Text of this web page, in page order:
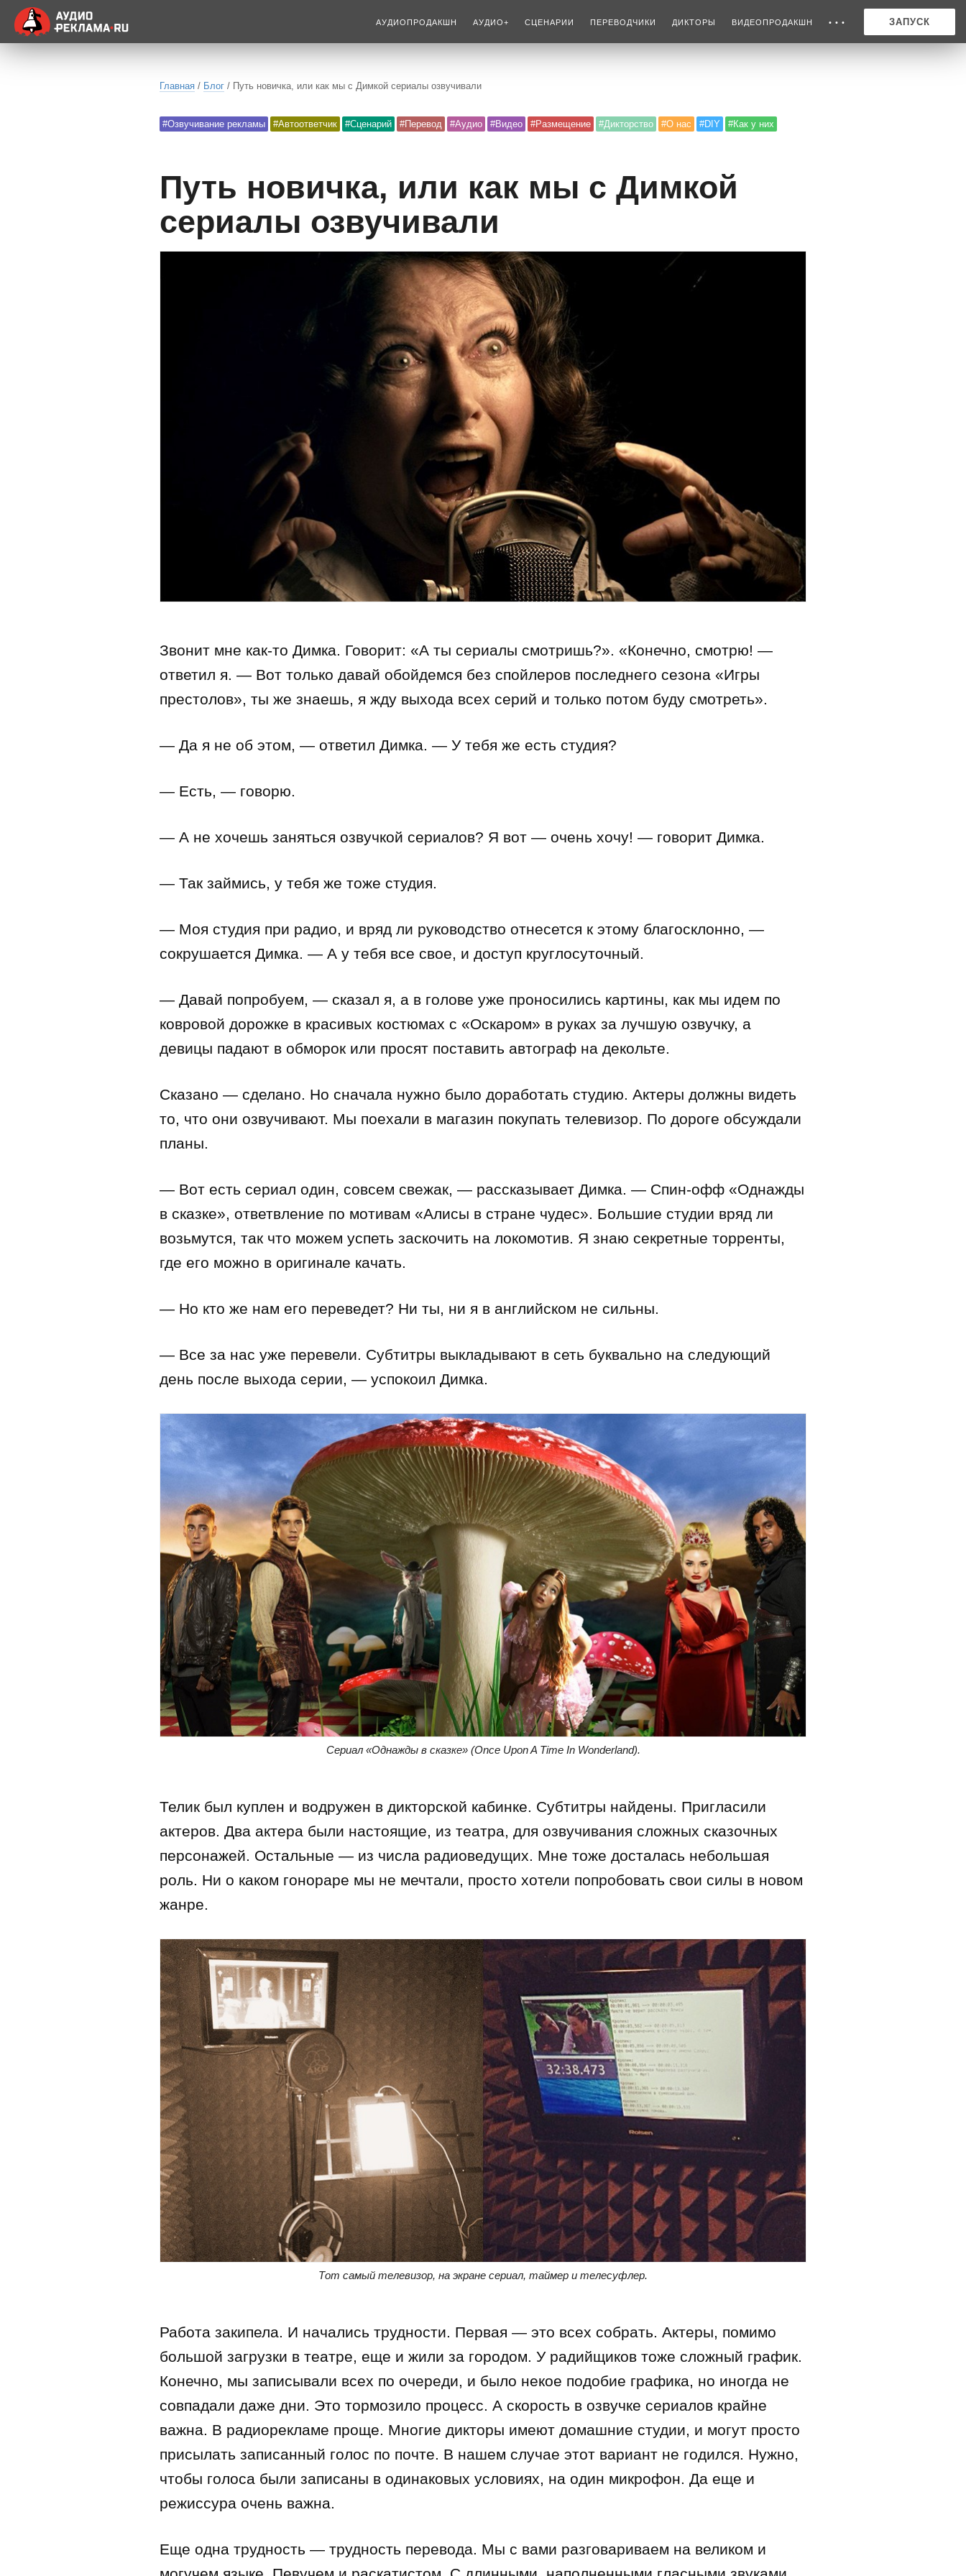
Главная / Блог / Путь новичка, или как мы с Димкой сериалы озвучивали
#Озвучивание рекламы #Автоответчик #Сценарий #Перевод #Аудио #Видео #Размещение #Дикторство #О нас #DIY #Как у них
Путь новичка, или как мы с Димкой
сериалы озвучивали
Звонит мне как-то Димка. Говорит: «А ты сериалы смотришь?». «Конечно, смотрю! —
ответил я. — Вот только давай обойдемся без спойлеров последнего сезона «Игры
престолов», ты же знаешь, я жду выхода всех серий и только потом буду смотреть».
— Да я не об этом, — ответил Димка. — У тебя же есть студия?
— Есть, — говорю.
— А не хочешь заняться озвучкой сериалов? Я вот — очень хочу! — говорит Димка.
— Так займись, у тебя же тоже студия.
— Моя студия при радио, и вряд ли руководство отнесется к этому благосклонно, —
сокрушается Димка. — А у тебя все свое, и доступ круглосуточный.
— Давай попробуем, — сказал я, а в голове уже проносились картины, как мы идем по
ковровой дорожке в красивых костюмах с «Оскаром» в руках за лучшую озвучку, а
девицы падают в обморок или просят поставить автограф на декольте.
Сказано — сделано. Но сначала нужно было доработать студию. Актеры должны видеть
то, что они озвучивают. Мы поехали в магазин покупать телевизор. По дороге обсуждали
планы.
— Вот есть сериал один, совсем свежак, — рассказывает Димка. — Спин-офф «Однажды
в сказке», ответвление по мотивам «Алисы в стране чудес». Большие студии вряд ли
возьмутся, так что можем успеть заскочить на локомотив. Я знаю секретные торренты,
где его можно в оригинале качать.
— Но кто же нам его переведет? Ни ты, ни я в английском не сильны.
— Все за нас уже перевели. Субтитры выкладывают в сеть буквально на следующий
день после выхода серии, — успокоил Димка.
Сериал «Однажды в сказке» (Once Upon A Time In Wonderland).
Телик был куплен и водружен в дикторской кабинке. Субтитры найдены. Пригласили
актеров. Два актера были настоящие, из театра, для озвучивания сложных сказочных
персонажей. Остальные — из числа радиоведущих. Мне тоже досталась небольшая
роль. Ни о каком гонораре мы не мечтали, просто хотели попробовать свои силы в новом
жанре.
Тот самый телевизор, на экране сериал, таймер и телесуфлер.
Работа закипела. И начались трудности. Первая — это всех собрать. Актеры, помимо
большой загрузки в театре, еще и жили за городом. У радийщиков тоже сложный график.
Конечно, мы записывали всех по очереди, и было некое подобие графика, но иногда не
совпадали даже дни. Это тормозило процесс. А скорость в озвучке сериалов крайне
важна. В радиорекламе проще. Многие дикторы имеют домашние студии, и могут просто
присылать записанный голос по почте. В нашем случае этот вариант не годился. Нужно,
чтобы голоса были записаны в одинаковых условиях, на один микрофон. Да еще и
режиссура очень важна.
Еще одна трудность — трудность перевода. Мы с вами разговариваем на великом и
АУДИОПРОДАКШН АУДИО+ СЦЕНАРИИ ПЕРЕВОДЧИКИ ДИКТОРЫ ВИДЕОПРОДАКШН • • • ЗАПУСК